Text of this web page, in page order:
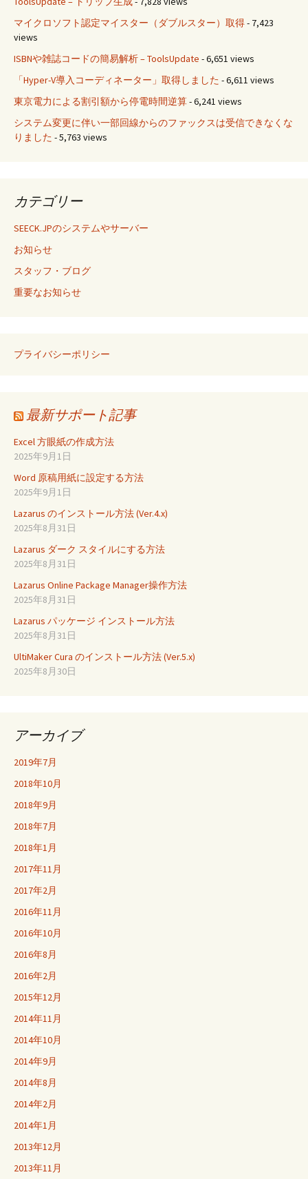
マイクロソフト認定マイスター（ダブルスター）取得- 7,423
views
ISBNや雑誌コードの簡易解析 – ToolsUpdate - 6,651 views
「Hyper-V導入コーディネーター」取得しました - 6,611 views
東京電力による割引額から停電時間逆算- 6,241 views
システム変更に伴い一部回線からのファックスは受信できなくな
りました - 5,763 views
カテゴリー
SEECK.JPのシステムやサーバー
お知らせ
スタッフ・ブログ
重要なお知らせ
プライバシーポリシー
最新サポート記事
Excel 方眼紙の作成方法
2025年9月1日
Word 原稿用紙に設定する方法
2025年9月1日
Lazarus のインストール方法 (Ver.4.x)
2025年8月31日
Lazarus ダーク スタイルにする方法
2025年8月31日
Lazarus Online Package Manager操作方法
2025年8月31日
Lazarus パッケージ インストール方法
2025年8月31日
UltiMaker Cura のインストール方法 (Ver.5.x)
2025年8月30日
アーカイブ
2019年7月
2018年10月
2018年9月
2018年7月
2018年1月
2017年11月
2017年2月
2016年11月
2016年10月
2016年8月
2016年2月
2015年12月
2014年11月
2014年10月
2014年9月
2014年8月
2014年2月
2014年1月
2013年12月
2013年11月